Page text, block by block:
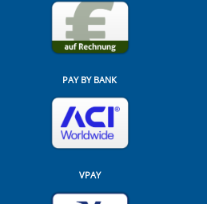
PAY BY BANK
VPAY